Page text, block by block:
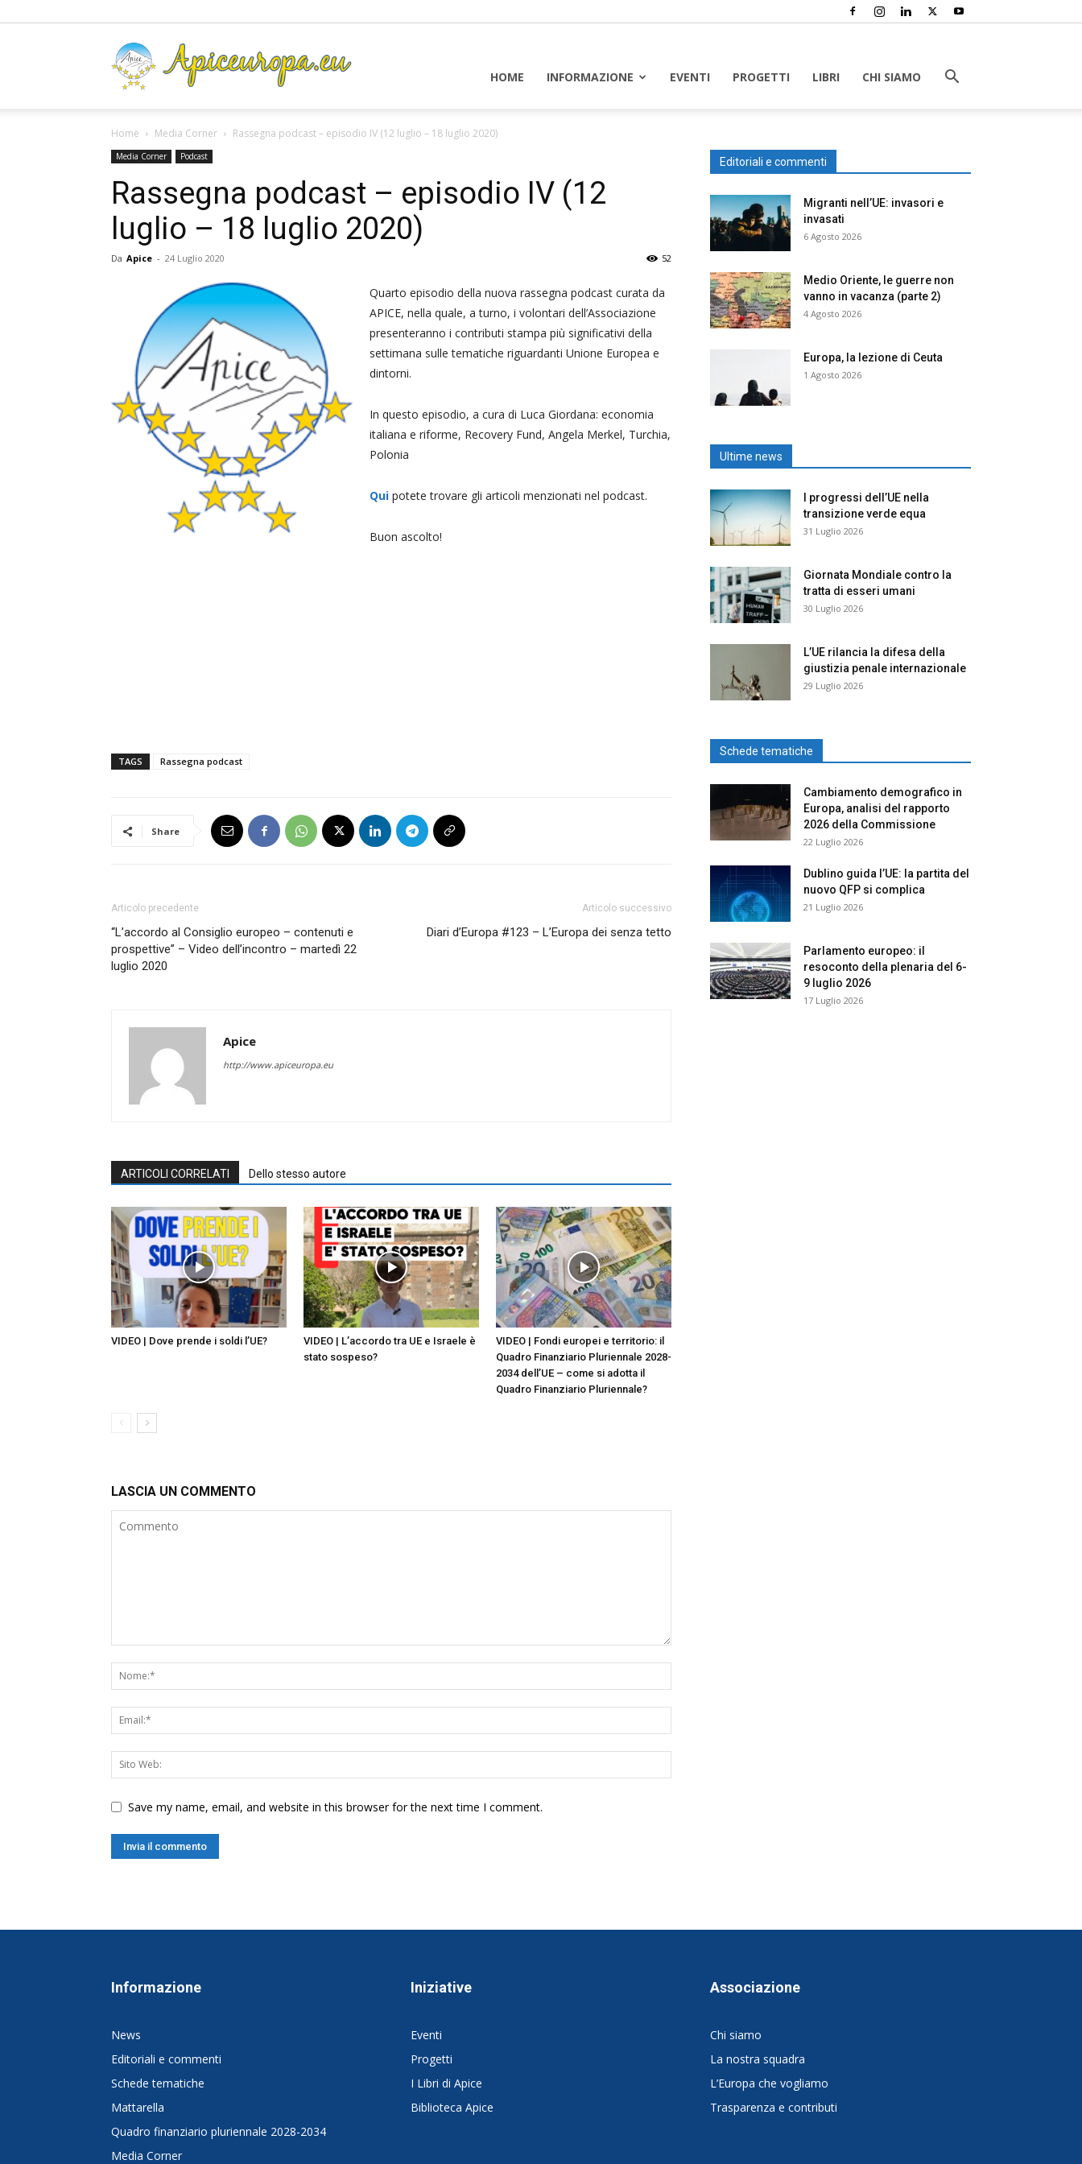
HOME INFORMAZIONE EVENTI PROGETTI LIBRI CHI SIAMO
Home Media Corner Rassegna podcast – episodio IV (12 luglio – 18 luglio 2020)
Media Corner Podcast
Rassegna podcast – episodio IV (12
luglio – 18 luglio 2020)
Da Apice - 24 Luglio 2020 52
Quarto episodio della nuova rassegna podcast curata da
APICE, nella quale, a turno, i volontari dell’Associazione
presenteranno i contributi stampa più significativi della
settimana sulle tematiche riguardanti Unione Europea e
dintorni.
In questo episodio, a cura di Luca Giordana: economia
italiana e riforme, Recovery Fund, Angela Merkel, Turchia,
Polonia
Qui potete trovare gli articoli menzionati nel podcast.
Buon ascolto!
TAGS Rassegna podcast
Share
Articolo precedente
“L’accordo al Consiglio europeo – contenuti e
prospettive” – Video dell’incontro – martedì 22
luglio 2020
Articolo successivo
Diari d’Europa #123 – L’Europa dei senza tetto
Apice
http://www.apiceuropa.eu
ARTICOLI CORRELATI Dello stesso autore
VIDEO | Dove prende i soldi l’UE?
VIDEO | L’accordo tra UE e Israele è
stato sospeso?
VIDEO | Fondi europei e territorio: il
Quadro Finanziario Pluriennale 2028-
2034 dell’UE – come si adotta il
Quadro Finanziario Pluriennale?
LASCIA UN COMMENTO
Save my name, email, and website in this browser for the next time I comment.
Editoriali e commenti
Migranti nell’UE: invasori e
invasati
6 Agosto 2026
Medio Oriente, le guerre non
vanno in vacanza (parte 2)
4 Agosto 2026
Europa, la lezione di Ceuta
1 Agosto 2026
Ultime news
I progressi dell’UE nella
transizione verde equa
31 Luglio 2026
Giornata Mondiale contro la
tratta di esseri umani
30 Luglio 2026
L’UE rilancia la difesa della
giustizia penale internazionale
29 Luglio 2026
Schede tematiche
Cambiamento demografico in
Europa, analisi del rapporto
2026 della Commissione
22 Luglio 2026
Dublino guida l’UE: la partita del
nuovo QFP si complica
21 Luglio 2026
Parlamento europeo: il
resoconto della plenaria del 6-
9 luglio 2026
17 Luglio 2026
Informazione
News
Editoriali e commenti
Schede tematiche
Mattarella
Quadro finanziario pluriennale 2028-2034
Media Corner
Iniziative
Eventi
Progetti
I Libri di Apice
Biblioteca Apice
Associazione
Chi siamo
La nostra squadra
L’Europa che vogliamo
Trasparenza e contributi